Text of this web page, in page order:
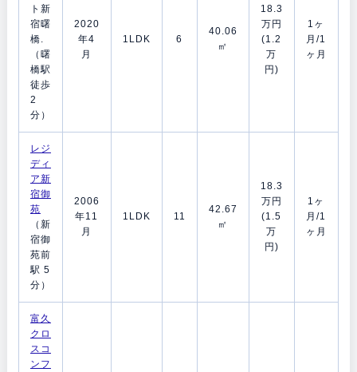
ト新
宿曙
橋.
（曙
橋駅
徒歩
2
分）
2020
年4
月
1LDK 6
40.06
㎡
18.3
万円
(1.2
万
円)
1ヶ
月/1
ヶ月
レジ
ディ
ア新
宿御
苑
（新
宿御
苑前
駅 5
分）
2006
年11
月
1LDK 11
42.67
㎡
18.3
万円
(1.5
万
円)
1ヶ
月/1
ヶ月
富久
クロ
スコ
ンフ